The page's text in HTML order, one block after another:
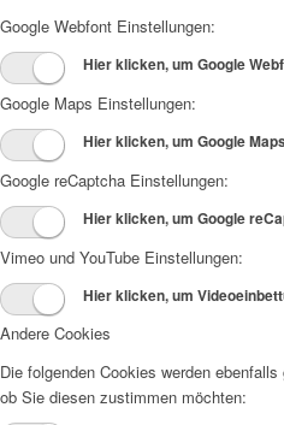
Google Webfont Einstellungen:
Hier klicken, um Google
Google Maps Einstellungen:
Hier klicken, um Google
Google reCaptcha Einstellungen:
Hier klicken, um Google
Vimeo und YouTube Einstellungen:
Hier klicken, um
Andere Cookies
Die folgenden Cookies werden
ob Sie diesen zustimmen möchten: